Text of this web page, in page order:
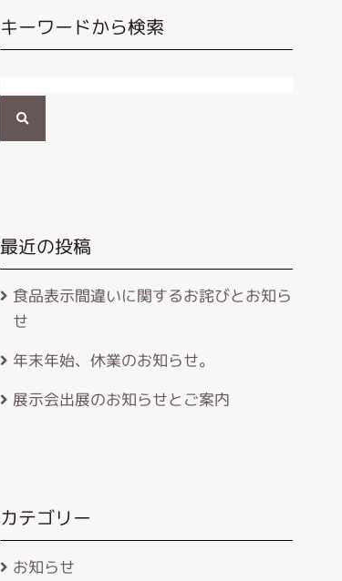
キーワードから検索
最近の投稿
食品表示間違いに関するお詫びとお知ら
せ
年末年始、休業のお知らせ。
展示会出展のお知らせとご案内
カテゴリー
お知らせ